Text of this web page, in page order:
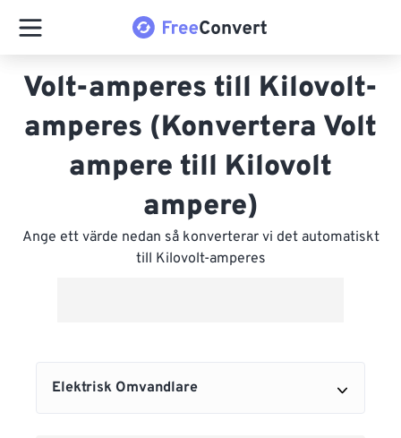
Volt-amperes till Kilovolt-
amperes (Konvertera Volt
ampere till Kilovolt
ampere)
Ange ett värde nedan så konverterar vi det automatiskt
till Kilovolt-amperes